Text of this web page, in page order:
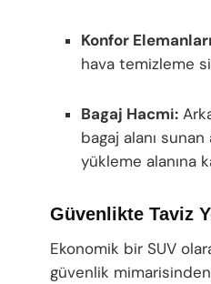
Konfor
hava temizleme
Bagaj Hacmi:
bagaj alanı
yükleme alanına
Güvenlikte Taviz
Ekonomik bir SUV
güvenlik